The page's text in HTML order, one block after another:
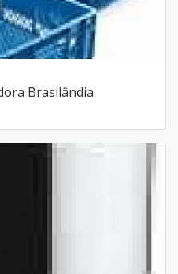
Brasilândia